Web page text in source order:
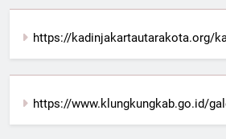
https://kadinjakartautarakota.org/
https://www.klungkungkab.go.id/